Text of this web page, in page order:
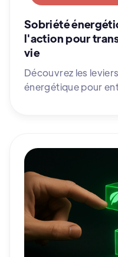
Sobriété
l'action pour
vie
Découvrez les
énergétique pour